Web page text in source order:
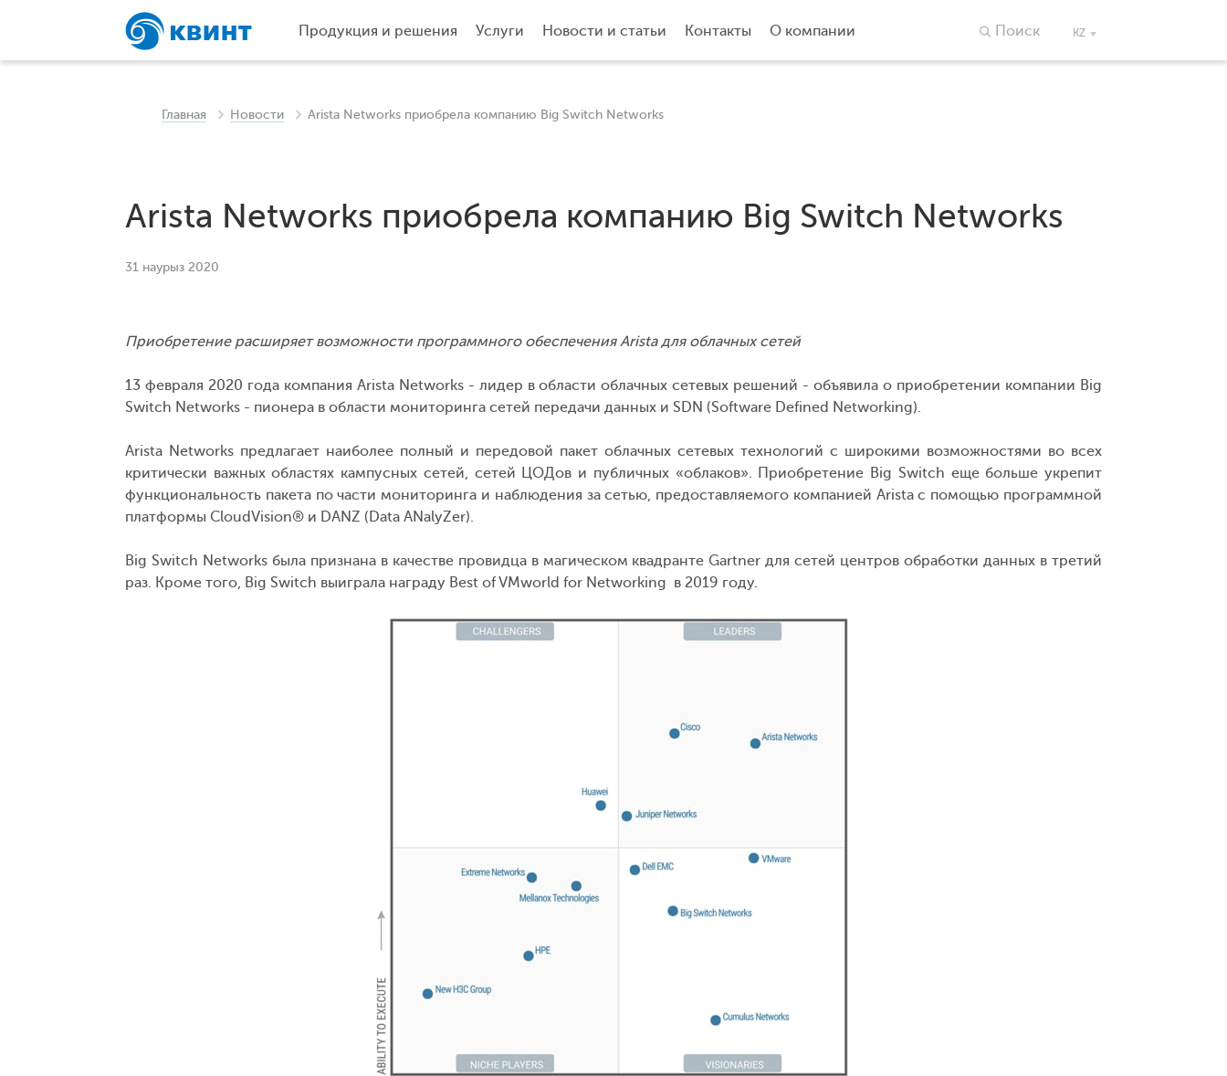
Продукция и решения Услуги Новости и статьи Контакты О компании KZ
Поиск
Главная Новости Arista Networks приобрела компанию Big Switch Networks
Arista Networks приобрела компанию Big Switch Networks
31 наурыз 2020
Приобретение расширяет возможности программного обеспечения Arista для облачных сетей
13 февраля 2020 года компания Arista Networks - лидер в области облачных сетевых решений - объявила о приобретении компании Big
Switch Networks - пионера в области мониторинга сетей передачи данных и SDN (Software Defined Networking).
Arista Networks предлагает наиболее полный и передовой пакет облачных сетевых технологий с широкими возможностями во всех
критически важных областях кампусных сетей, сетей ЦОДов и публичных «облаков». Приобретение Big Switch еще больше укрепит
функциональность пакета по части мониторинга и наблюдения за сетью, предоставляемого компанией Arista с помощью программной
платформы CloudVision® и DANZ (Data ANalyZer).
Big Switch Networks была признана в качестве провидца в магическом квадранте Gartner для сетей центров обработки данных в третий
раз. Кроме того, Big Switch выиграла награду Best of VMworld for Networking в 2019 году.